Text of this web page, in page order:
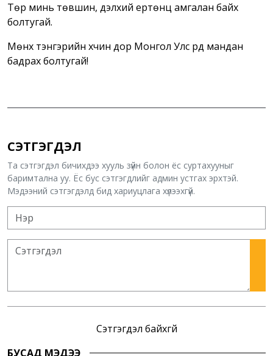
Төр минь төвшин, дэлхий ертөнц амгалан байх
болтугай.
Мөнх тэнгэрийн хүчин дор Монгол Улс үүрд мандан
бадрах болтугай!
СЭТГЭГДЭЛ
Та сэтгэгдэл бичихдээ хууль зүйн болон ёс суртахууныг
баримтална уу. Ёс бус сэтгэгдлийг админ устгах эрхтэй.
Мэдээний сэтгэгдэлд бид хариуцлага хүлээхгүй.
Сэтгэгдэл байхгүй
БУСАД МЭДЭЭ